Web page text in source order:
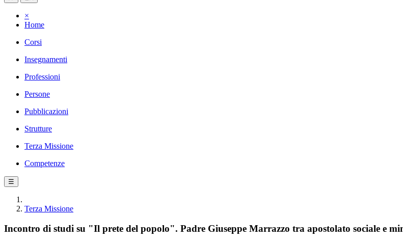
×
Home
Corsi
Insegnamenti
Professioni
Persone
Pubblicazioni
Strutture
Terza Missione
Competenze
☰
Terza Missione
Incontro di studi su "Il prete del popolo". Padre Giuseppe Marrazzo tra apostolato sociale e